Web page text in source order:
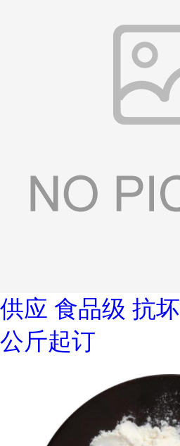
供应 食品级 抗
公斤起订